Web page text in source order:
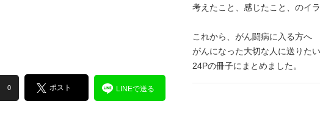
0 ポスト LINEで送る
考えたこと、感じたこと、のイ
これから、がん闘病に入る方へ
がんになった大切な人に送りた
24Pの冊子にまとめました。